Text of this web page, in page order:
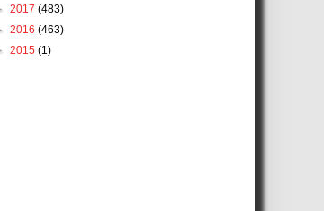
2017 (483)
2016 (463)
2015 (1)